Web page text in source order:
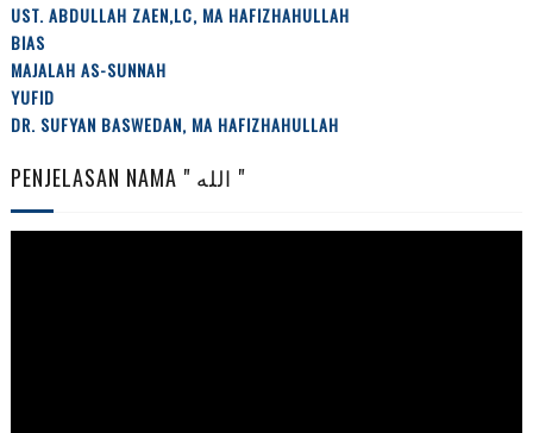
UST. ABDULLAH ZAEN,LC, MA HAFIZHAHULLAH
BIAS
MAJALAH AS-SUNNAH
YUFID
DR. SUFYAN BASWEDAN, MA HAFIZHAHULLAH
PENJELASAN NAMA " الله "